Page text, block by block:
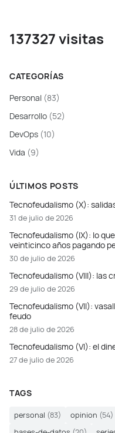
137327 visitas
CATEGORÍAS
Personal (83)
Desarrollo (52)
DevOps (10)
Vida (9)
ÚLTIMOS POSTS
Tecnofeudalismo (X):
31 de julio de 2026
Tecnofeudalismo (IX): lo
veinticinco años pagando
30 de julio de 2026
Tecnofeudalismo (VIII): las
29 de julio de 2026
Tecnofeudalismo (VII):
feudo
28 de julio de 2026
Tecnofeudalismo (VI): el
27 de julio de 2026
TAGS
personal (83) opinion (54)